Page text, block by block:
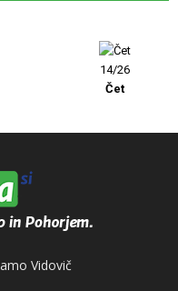
14/26
Čet
Vidovič